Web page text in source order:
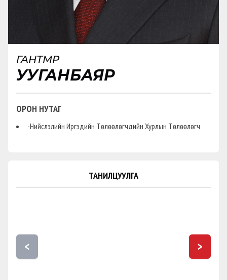
ГАНТӨМӨР
УУГАНБАЯР
ОРОН НУТАГ
-Нийслэлийн Иргэдийн Төлөөлөгчдийн Хурлын Төлөөлөгч
ТАНИЛЦУУЛГА
< >